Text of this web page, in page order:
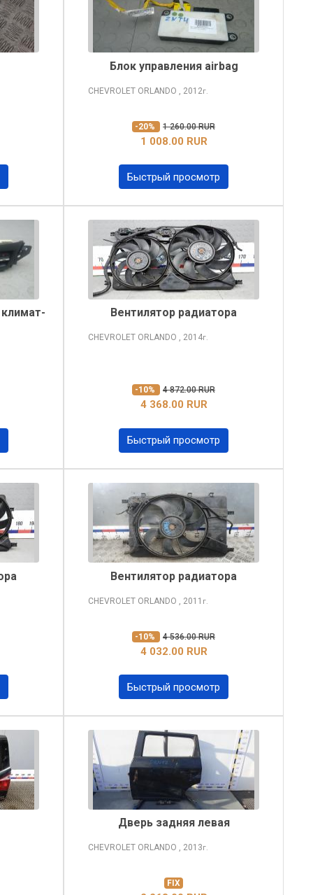
Блок управления airbag
CHEVROLET ORLANDO , 2012г.
-20% 1 260.00 RUR
1 008.00 RUR
Быстрый просмотр
Вентилятор радиатора
CHEVROLET ORLANDO , 2014г.
-10% 4 872.00 RUR
4 368.00 RUR
Быстрый просмотр
Вентилятор радиатора
CHEVROLET ORLANDO , 2011 г.
-10% 4 536.00 RUR
4 032.00 RUR
Быстрый просмотр
Дверь задняя левая
CHEVROLET ORLANDO , 2013г.
FIX